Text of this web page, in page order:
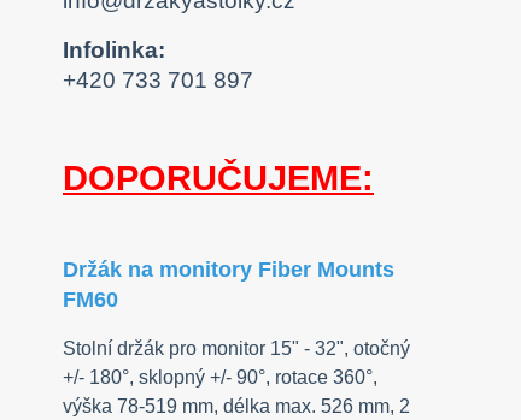
Infolinka:
+420 733 701 897
DOPORUČUJEME:
Držák na monitory Fiber Mounts
FM60
Stolní držák pro monitor 15" - 32", otočný
+/- 180°, sklopný +/- 90°, rotace 360°,
výška 78-519 mm, délka max. 526 mm, 2